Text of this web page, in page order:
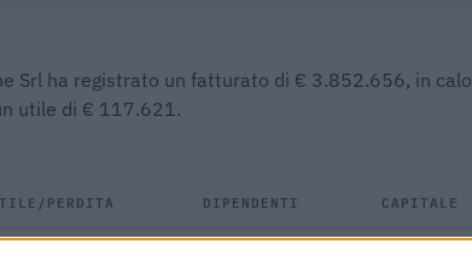
Srl ha registrato un fatturato di € 3.852.656, in calo
utile di € 117.621.
PERDITA DIPENDENTI CAPITALE